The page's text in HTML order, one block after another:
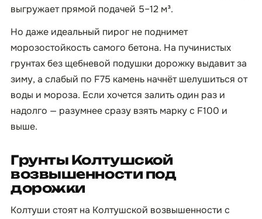
выгружает прямой подачей 5–12 м³.
Но даже идеальный пирог не поднимет
морозостойкость самого бетона. На пучинистых
грунтах без щебневой подушки дорожку выдавит за
зиму, а слабый по F75 камень начнёт шелушиться от
воды и мороза. Если хочется залить один раз и
надолго — разумнее сразу взять марку с F100 и
выше.
Грунты Колтушской
возвышенности под
дорожки
Колтуши стоят на Колтушской возвышенности с